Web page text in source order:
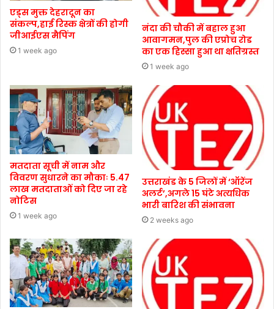
एड्स मुक्त देहरादून का
संकल्प,हाई रिस्क क्षेत्रों की होगी
जीआईएस मैपिंग
1 week ago
नंदा की चौकी में बहाल हुआ
आवागमन,पुल की एप्रोच रोड
का एक हिस्सा हुआ था क्षतिग्रस्त
1 week ago
मतदाता सूची में नाम और
विवरण सुधारने का मौकाः 5.47
लाख मतदाताओं को दिए जा रहे
नोटिस
1 week ago
उत्तराखंड के 5 जिलों में ‘ऑरेंज
अलर्ट’,अगले 15 घंटे अत्यधिक
भारी बारिश की संभावना
2 weeks ago